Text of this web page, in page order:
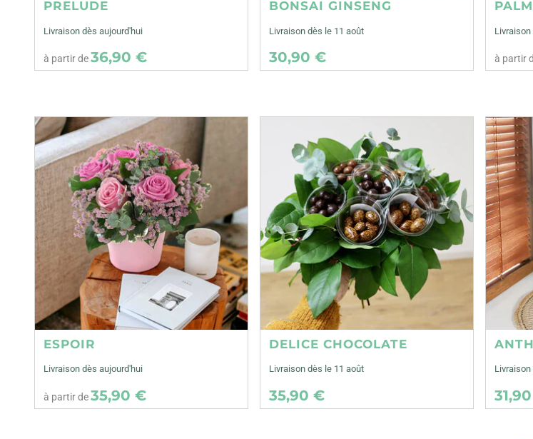
PRELUDE
Livraison dès aujourd'hui
à partir de36,90 €
BONSAI GINSENG
Livraison dès le 11 août
30,90 € à partir
ESPOIR
Livraison dès aujourd'hui
à partir de35,90 €
DELICE CHOCOLATE
Livraison dès le 11 août
35,90 €